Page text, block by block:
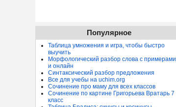
Популярное
Таблица умножения и игра, чтобы быстро
выучить
Морфологический разбор слова с примерами
и онлайн
Синтаксический разбор предложения
Все для учебы на uchim.org
Сочинение про маму для всех классов
Сочинение по картине Григорьева Вратарь 7
класс